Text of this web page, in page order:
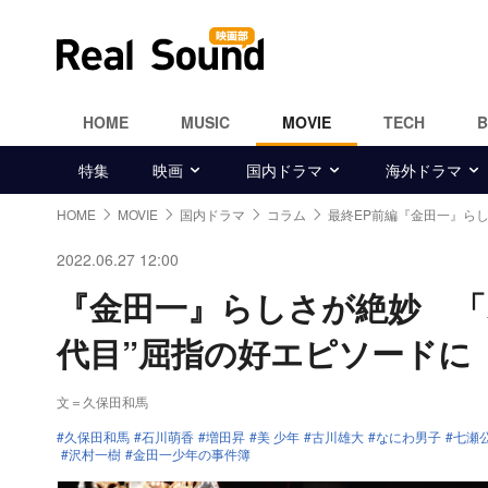
HOME MUSIC MOVIE TECH
特集 映画 国内ドラマ 海外ドラマ
HOME MOVIE 国内ドラマ コラム 最終EP前編『金田一』ら
2022.06.27 12:00
『金田一』らしさが絶妙
代目”屈指の好エピソードに
文＝久保田和馬
久保田和馬
石川萌香 増田昇 美 少年 古川雄大 なにわ男子
七瀬
沢村一樹
金田一少年の事件簿